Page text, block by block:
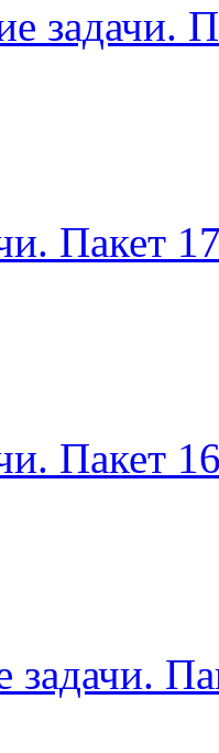
задачи.
Пакет
Пакет
задачи.